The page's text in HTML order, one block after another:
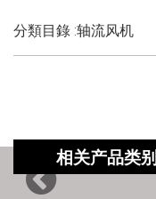
分類目錄 :轴流风机
相关产品类
Previous